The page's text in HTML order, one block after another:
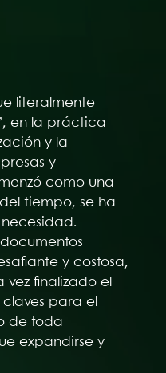
literalmente
en la práctica
y la
y
como una
tiempo, se ha
y costosa,
vez finalizado el
para el
de toda
expandirse y